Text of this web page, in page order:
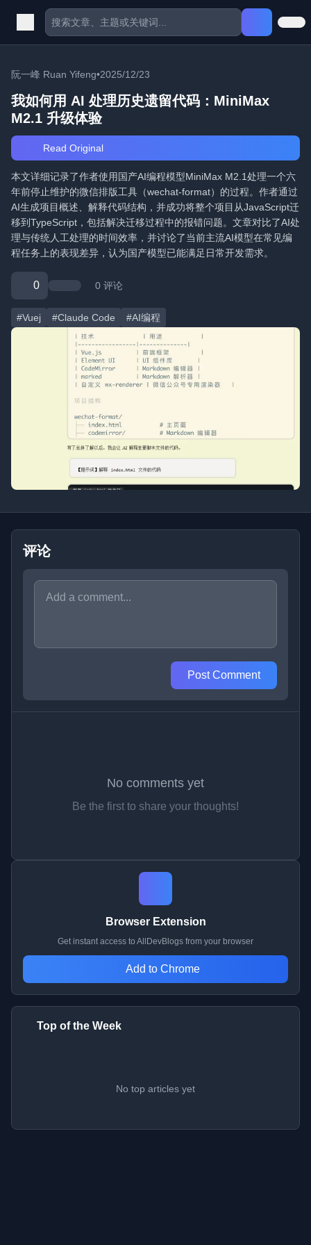
阮一峰 Ruan Yifeng•2025/12/23
我如何用 AI 处理历史遗留代码：MiniMax
M2.1 升级体验
Read Original
本文详细记录了作者使用国产AI编程模型MiniMax M2.1处理一个六
年前停止维护的微信排版工具（wechat-format）的过程。作者通过
AI生成项目概述、解释代码结构，并成功将整个项目从JavaScript迁
移到TypeScript，包括解决迁移过程中的报错问题。文章对比了AI处
理与传统人工处理的时间效率，并讨论了当前主流AI模型在常见编
程任务上的表现差异，认为国产模型已能满足日常开发需求。
0 0 评论
#Vuej #Claude Code #AI编程
评论
Post Comment
No comments yet
Be the first to share your thoughts!
Browser Extension
Get instant access to AllDevBlogs from your browser
Add to Chrome
Top of the Week
No top articles yet